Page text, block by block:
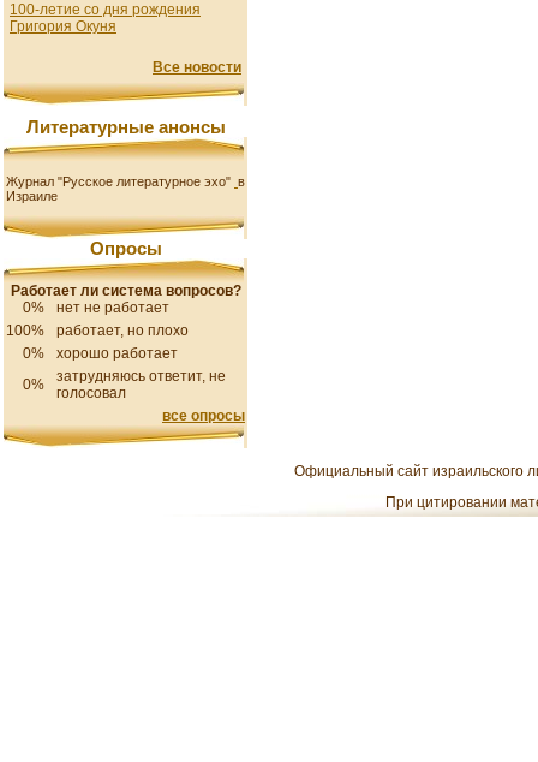
100-летие со дня рождения
Григория Окуня
Все новости
Литературные анонсы
Журнал "Русское литературное эхо" в
Израиле
Опросы
Работает ли система вопросов?
0%
нет не работает
100%
работает, но плохо
0%
хорошо работает
0%
затрудняюсь ответит, не
голосовал
все опросы
Официальный сайт израильского
При цитировании